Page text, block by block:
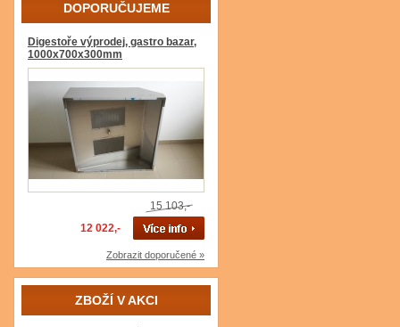
DOPORUČUJEME
Digestoře výprodej, gastro bazar,
1000x700x300mm
15 103,-
12 022,-
Zobrazit doporučené »
ZBOŽÍ V AKCI